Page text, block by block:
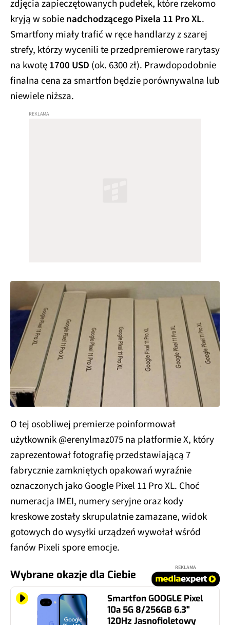
zdjęcia zapieczętowanych pudełek, które rzekomo
kryją w sobienadchodzącego Pixela 11 Pro XL.
Smartfony miały trafić w ręce handlarzy z szarej
strefy, którzy wycenili te przedpremierowe rarytasy
na kwotę1700 USD (ok. 6300 zł). Prawdopodobnie
finalna cena za smartfon będzie porównywalna lub
niewiele niższa.
O tej osobliwej premierze poinformował
użytkownik @erenylmaz075 na platformie X, który
zaprezentował fotografię przedstawiającą 7
fabrycznie zamkniętych opakowań wyraźnie
oznaczonych jako Google Pixel 11 Pro XL. Choć
numeracja IMEI, numery seryjne oraz kody
kreskowe zostały skrupulatnie zamazane, widok
gotowych do wysyłki urządzeń wywołał wśród
fanów Pixeli spore emocje.
Wybrane okazje dla Ciebie
REKLAMA
Smartfon GOOGLE Pixel
10a 5G 8/256GB 6.3"
120Hz Jasnofioletowy